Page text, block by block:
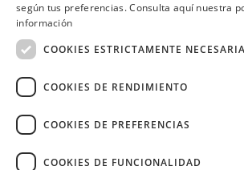
¿Necesitas ayuda? (02)
según tus preferencias. Consulta aquí nuestra
información
COOKIES ESTRICTAMENTE
COOKIES DE RENDIMIENTO
COOKIES DE PREFERENCIAS
COOKIES DE FUNCIONALIDAD